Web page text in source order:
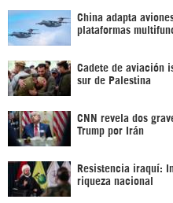
China adapta
plataformas
Cadete de aviación
sur de Palestina
CNN revela dos
Trump por Irán
Resistencia iraquí:
riqueza nacional